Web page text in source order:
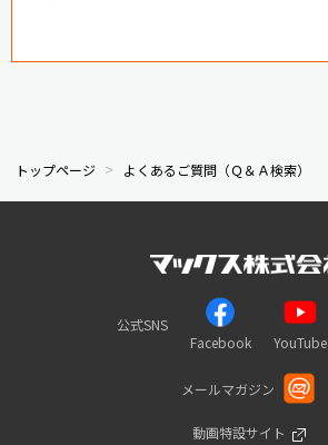
トップページ よくあるご質問（Ｑ＆Ａ検索）
公式SNS
Facebook
YouTube
メールマガジン
動画特設サイト